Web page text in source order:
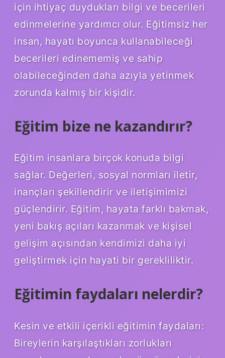
için ihtiyaç duydukları bilgi ve becerileri
edinmelerine yardımcı olur. Eğitimsiz her
insan, hayatı boyunca kullanabileceği
becerileri edinememiş ve sahip
olabileceğinden daha azıyla yetinmek
zorunda kalmış bir kişidir.
Eğitim bize ne kazandırır?
Eğitim insanlara birçok konuda bilgi
sağlar. Değerleri, sosyal normları iletir,
inançları şekillendirir ve iletişimimizi
güçlendirir. Eğitim, hayata farklı bakmak,
yeni bakış açıları kazanmak ve kişisel
gelişim açısından kendimizi daha iyi
geliştirmek için hayati bir gerekliliktir.
Eğitimin faydaları nelerdir?
Kesin ve etkili içerikli eğitimin faydaları:
Bireylerin karşılaştıkları zorlukları